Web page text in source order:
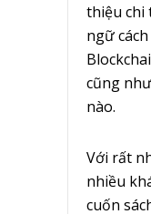
thiệu chi
ngữ
cũng
nào.
Với rất
nhiều
cuốn